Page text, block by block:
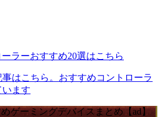
ーラーおすすめ20選はこちら
はこちら。おすすめコントローラ
ます
ゲーミングデバイスまとめ【ad】